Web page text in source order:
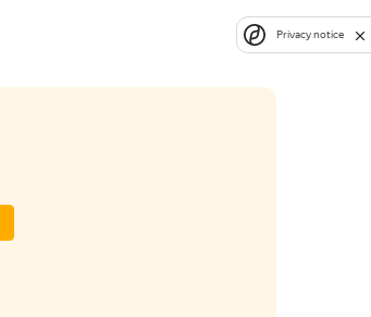
Privacy notice